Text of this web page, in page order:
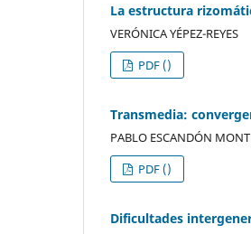
La estructura
VERÓNICA YÉPEZ-REYES
PDF ()
Transmedia:
PABLO ESCANDÓN
PDF ()
Dificultades